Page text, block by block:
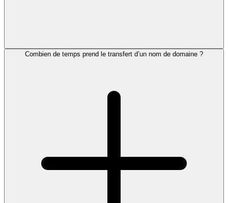
Combien de temps prend le transfert d’un nom de domaine ?